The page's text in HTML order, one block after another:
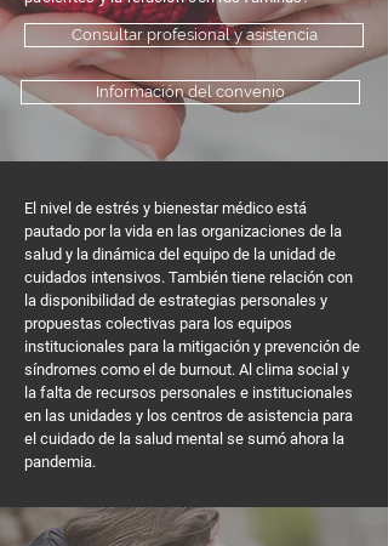
Consultar profesional y asistencia
Información del convenio
El nivel de estrés y bienestar médico está
pautado por la vida en las organizaciones de la
salud y la dinámica del equipo de la unidad de
cuidados intensivos. También tiene relación con
la disponibilidad de estrategias personales y
propuestas colectivas para los equipos
institucionales para la mitigación y prevención de
síndromes como el de burnout. Al clima social y
la falta de recursos personales e institucionales
en las unidades y los centros de asistencia para
el cuidado de la salud mental se sumó ahora la
pandemia.